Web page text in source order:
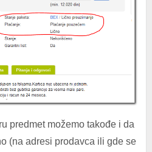
predmet možemo takođe i da
(na adresi prodavca ili gde se